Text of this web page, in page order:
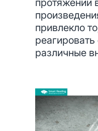
привлекло
различные